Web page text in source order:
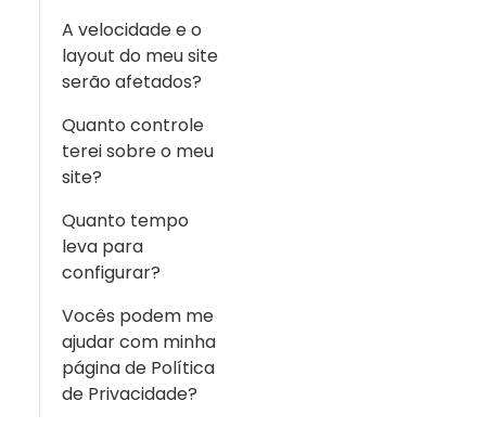
A velocidade e o
layout do meu site
serão afetados?
Quanto controle
terei sobre o meu
site?
Quanto tempo
leva para
configurar?
Vocês podem me
ajudar com minha
página de Política
de Privacidade?